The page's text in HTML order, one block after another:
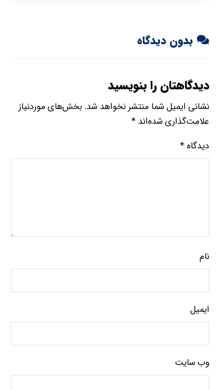
بدون دیدگاه
دیدگاهتان را بنویسید
نشانی ایمیل شما منتشر نخواهد شد. بخش‌های موردنیاز
علامت‌گذاری شده‌اند*
دیدگاه*
نام
ایمیل
وب‌ سایت